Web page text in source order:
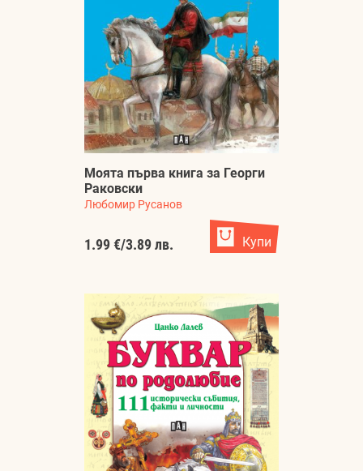
Моята първа книга за Георги
Раковски
Любомир Русанов
1.99 €/3.89 лв. Купи